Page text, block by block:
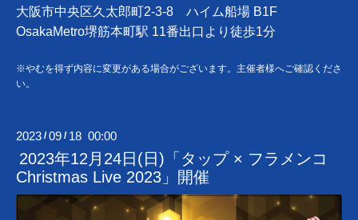
大阪市中央区久太郎町2-3-8 ハイム船場 B1F
OsakaMetro堺筋本町駅 11番出口より徒歩1分
※やむを得ず内容に変更がある場合がございます。主催者様へご確認くださ
い。
2023 /09 / 18 00:00
2023年12月24日(日)「タップ × フラメンコ
Christmas Live 2023」開催